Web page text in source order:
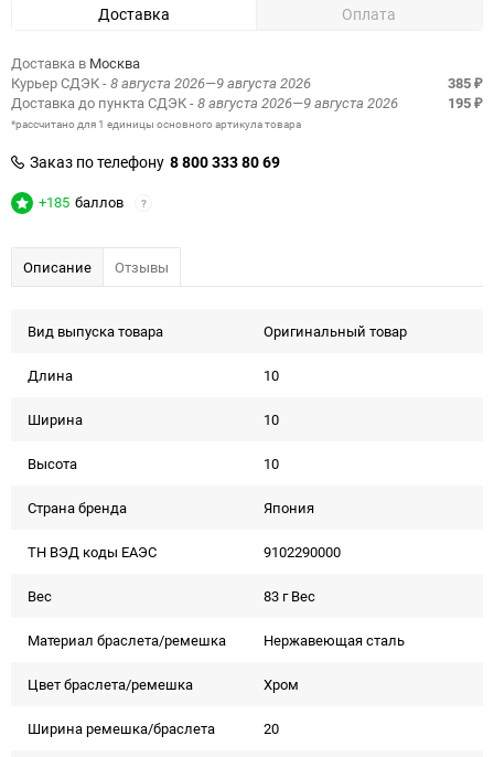
Доставка Оплата
Доставка в Москва
Курьер СДЭК- 8 августа 2026—9 августа 2026 385 ₽
Доставка до пункта СДЭК- 8 августа 2026—9 августа 2026 195 ₽
*рассчитано для 1 единицы основного артикула товара
Заказ по телефону 8 800 333 80 69
+185 баллов ?
Описание Отзывы
Вид выпуска товара Оригинальный товар
Длина 10
Ширина 10
Высота 10
Страна бренда Япония
ТН ВЭД коды ЕАЭС 9102290000
Вес 83 г Вес
Материал браслета/ремешка Нержавеющая сталь
Цвет браслета/ремешка Хром
Ширина ремешка/браслета 20